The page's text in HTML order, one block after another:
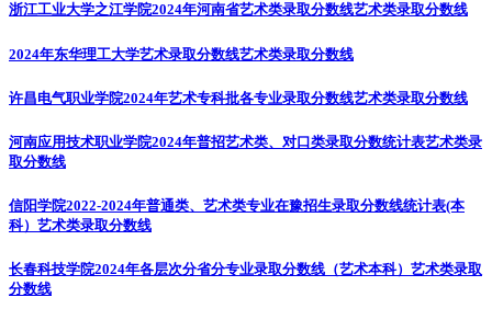
浙江工业大学之江学院2024年河南省艺术类录取分数线艺术类录取分数线
2024年东华理工大学艺术录取分数线艺术类录取分数线
许昌电气职业学院2024年艺术专科批各专业录取分数线艺术类录取分数线
河南应用技术职业学院2024年普招艺术类、对口类录取分数统计表艺术类录
取分数线
信阳学院2022-2024年普通类、艺术类专业在豫招生录取分数线统计表(本
科） 艺术类录取分数线
长春科技学院2024年各层次分省分专业录取分数线（艺术本科） 艺术类录取
分数线